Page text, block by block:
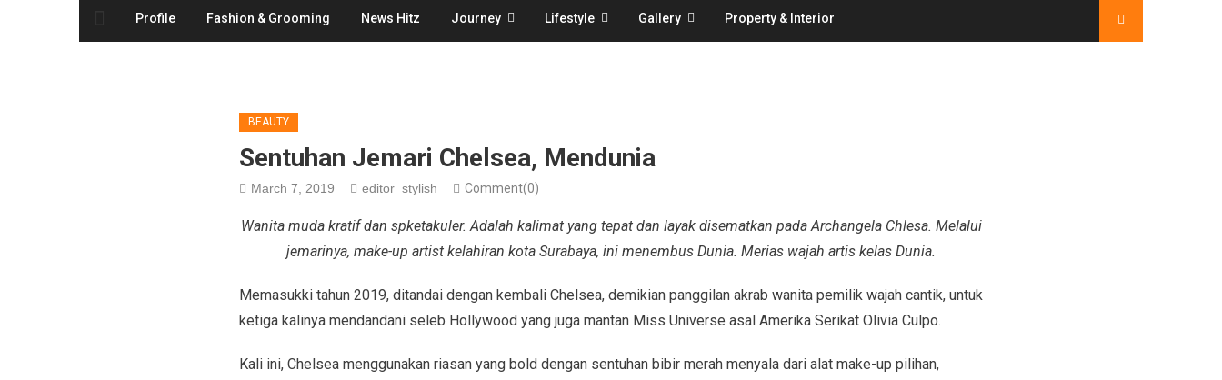
Profile Fashion & Grooming News Hitz Journey Lifestyle Gallery Property & Interior
BEAUTY
Sentuhan Jemari Chelsea, Mendunia
March 7, 2019 editor_stylish Comment(0)
Wanita muda kratif dan spketakuler. Adalah kalimat yang tepat dan layak disematkan pada Archangela Chlesa. Melalui
jemarinya, make-up artist kelahiran kota Surabaya, ini menembus Dunia. Merias wajah artis kelas Dunia.
Memasukki tahun 2019, ditandai dengan kembali Chelsea, demikian panggilan akrab wanita pemilik wajah cantik, untuk
ketiga kalinya mendandani seleb Hollywood yang juga mantan Miss Universe asal Amerika Serikat Olivia Culpo.
Kali ini, Chelsea menggunakan riasan yang bold dengan sentuhan bibir merah menyala dari alat make-up pilihan,